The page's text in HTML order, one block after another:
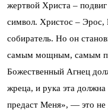
жертвой Христа –
символ. Христос – Эрос,
собиратель. Но он
самым мощным, самым
Божественный Агнец
жреца, и рука эта
предаст Меня», — это не